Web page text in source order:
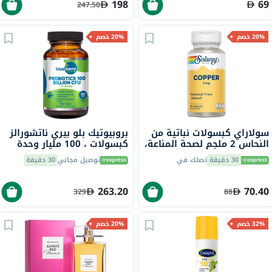
69
198
247.50
20% خصم
سولاراي كبسولات نباتية من
النحاس 2 ملجم لصحة المناعة،
حزمة من 100
30 دقيقة تصلك في
70.40
88
20% خصم
بروبيوتيك بلو بيري ناتشورالز
كبسولات ، 100 مليار وحدة
تشكيل مستعمرة، 14 سلالة،
لدعم الهضم، حزمه من 60
توصيل مجاني30 دقيقة
263.20
329
32% خصم 20% خصم